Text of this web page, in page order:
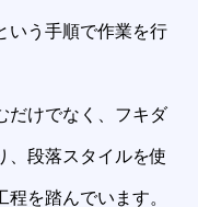
いう手順で作業を行
だけでなく、フキダ
、段落スタイルを使
を踏んでいます。